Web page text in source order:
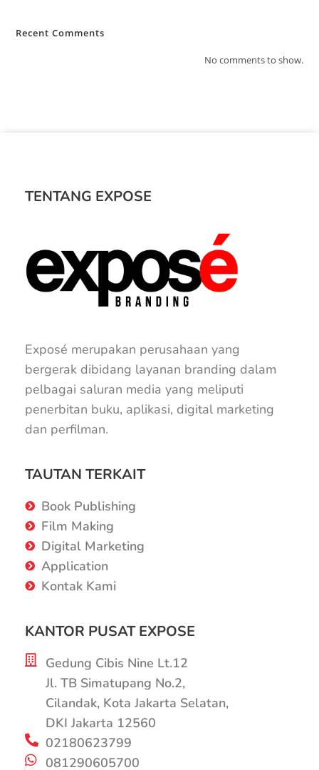
Recent Comments
No comments to show.
TENTANG EXPOSE
Exposé merupakan perusahaan yang
bergerak dibidang layanan branding dalam
pelbagai saluran media yang meliputi
penerbitan buku, aplikasi, digital marketing
dan perfilman.
TAUTAN TERKAIT
Book Publishing
Film Making
Digital Marketing
Application
Kontak Kami
KANTOR PUSAT EXPOSE
Gedung Cibis Nine Lt.12
Jl. TB Simatupang No.2,
Cilandak, Kota Jakarta Selatan,
DKI Jakarta 12560
02180623799
081290605700